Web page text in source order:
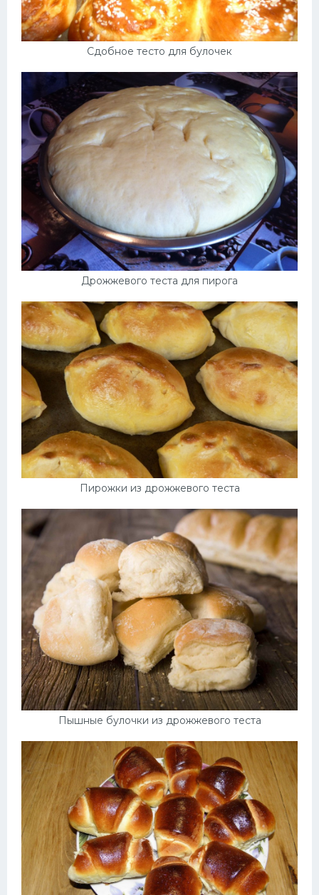
Сдобное тесто для булочек
Дрожжевого теста для пирога
Пирожки из дрожжевого теста
Пышные булочки из дрожжевого теста